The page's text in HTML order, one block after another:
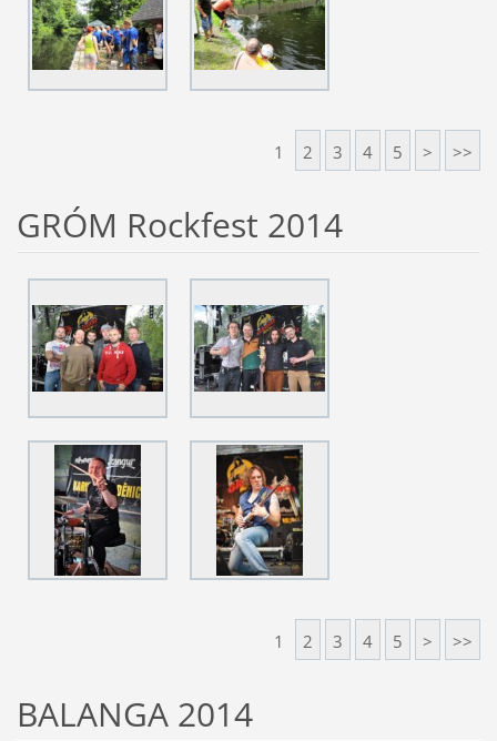
1 2 3 4 5 > >>
GRÓM Rockfest 2014
1 2 3 4 5 > >>
BALANGA 2014